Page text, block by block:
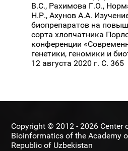
В.С., Рахимова Г.О.,
Н.Р., Ахунов А.А.
биопрепаратов на
сорта хлопчатника
конференции
генетики, геномики и
12 августа 2020 г. С. 365
Copyright © 2012 - 2026 Center
Bioinformatics of the Academy
Republic of Uzbekistan